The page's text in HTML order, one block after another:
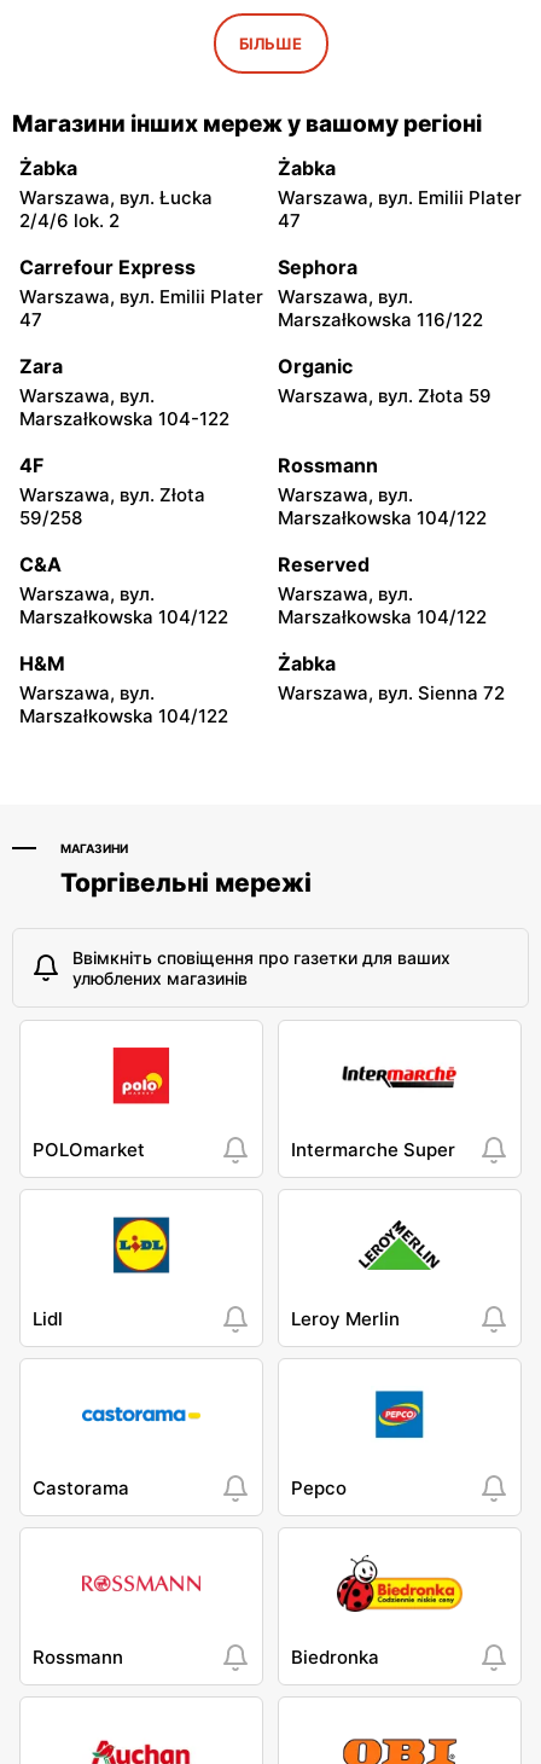
Iwaniska, вул. Ujazdowska
moje sklepy
Bogoria, вул. Rynek 30
moje sklepy
Gorzyce, вул. Szkolna 44
moje sklepy
Grębów, вул. Wydrza 180
moje sklepy
Jadachy, вул. Jadachy 111
moje sklepy
Jeżowe, вул. Zalesie 77
moje sklepy
Kazimierza Wielka, вул.
Kolejowa 15
moje sklepy
Kamień, вул. Błonie 23
moje sklepy
Górki, вул. Górki 71
moje sklepy
Gumniska, вул. Gumniska
moje sklepy
Iwierzyce, вул. Iwierzyce
152A
moje sklepy
Tczew, вул. Franciszka
Żwirki 61
moje sklepy
Hyżne, вул. Hyżne 100
moje sklepy
Jarosław, вул. Pełkińska
147
moje sklepy
Niebylec, вул. Niebylec 139
moje sklepy
Opole, вул. Grudzicka 45
БІЛЬШЕ
Магазини інших мереж у вашому регіоні
Żabka
Warszawa, вул. Łucka
2/4/6 lok. 2
Żabka
Warszawa, вул. Emilii Plater
47
Carrefour Express
Warszawa, вул. Emilii Plater
47
Sephora
Warszawa, вул.
Marszałkowska 116/122
Zara
Warszawa, вул.
Marszałkowska 104-122
Organic
Warszawa, вул. Złota 59
4F
Warszawa, вул. Złota
59/258
Rossmann
Warszawa, вул.
Marszałkowska 104/122
C&A
Warszawa, вул.
Marszałkowska 104/122
Reserved
Warszawa, вул.
Marszałkowska 104/122
H&M
Warszawa, вул.
Marszałkowska 104/122
Żabka
Warszawa, вул. Sienna 72
МАГАЗИНИ
Торгівельні мережі
Ввімкніть сповіщення про газетки для ваших
улюблених магазинів
POLOmarket Intermarche Super
Lidl Leroy Merlin
Castorama Pepco
Rossmann Biedronka